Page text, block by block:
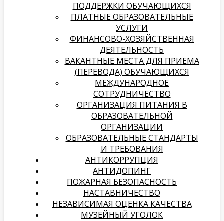
ПОДДЕРЖКИ ОБУЧАЮЩИХСЯ
ПЛАТНЫЕ ОБРАЗОВАТЕЛЬНЫЕ
УСЛУГИ
­­ФИНАНСОВО-ХОЗЯЙСТВЕННАЯ
ДЕЯТЕЛЬНОСТЬ
ВАКАНТНЫЕ МЕСТА ДЛЯ ПРИЕМА
(ПЕРЕВОДА) ОБУЧАЮЩИХСЯ
МЕЖДУНАРОДНОЕ
СОТРУДНИЧЕСТВО
ОРГАНИЗАЦИЯ ПИТАНИЯ В
ОБРАЗОВАТЕЛЬНОЙ
ОРГАНИЗАЦИИ
ОБРАЗОВАТЕЛЬНЫЕ СТАНДАРТЫ
И ТРЕБОВАНИЯ
АНТИКОРРУПЦИЯ
АНТИДОПИНГ
ПОЖАРНАЯ БЕЗОПАСНОСТЬ
НАСТАВНИЧЕСТВО
НЕЗАВИСИМАЯ ОЦЕНКА КАЧЕСТВА
МУЗЕЙНЫЙ УГОЛОК